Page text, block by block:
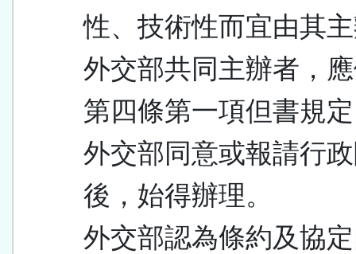
性、技術性而宜由其
外交部共同主辦者，
第四條第一項但書規
外交部同意或報請行
後，始得辦理。
外交部認為條約及協